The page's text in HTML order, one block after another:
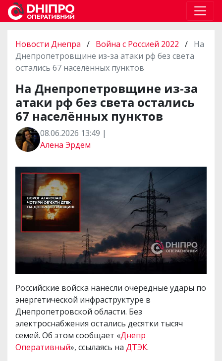
Новости Днепра / Война с Россией 2022 / На
Днепропетровщине из-за атаки рф без света
остались 67 населённых пунктов
На Днепропетровщине из-за
атаки рф без света остались
67 населённых пунктов
08.06.2026 13:49 |
Алена Эрдем
Российские войска нанесли очередные удары по
энергетической инфраструктуре в
Днепропетровской области. Без
электроснабжения остались десятки тысяч
семей. Об этом сообщает «Днепр
Оперативный», ссылаясь на ДТЭК.